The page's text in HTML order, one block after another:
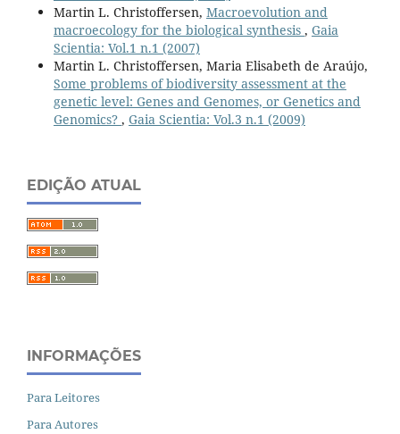
Martin L. Christoffersen, Macroevolution and
macroecology for the biological synthesis , Gaia
Scientia: Vol.1 n.1 (2007)
Martin L. Christoffersen, Maria Elisabeth de Araújo,
Some problems of biodiversity assessment at the
genetic level: Genes and Genomes, or Genetics and
Genomics? , Gaia Scientia: Vol.3 n.1 (2009)
EDIÇÃO ATUAL
INFORMAÇÕES
Para Leitores
Para Autores